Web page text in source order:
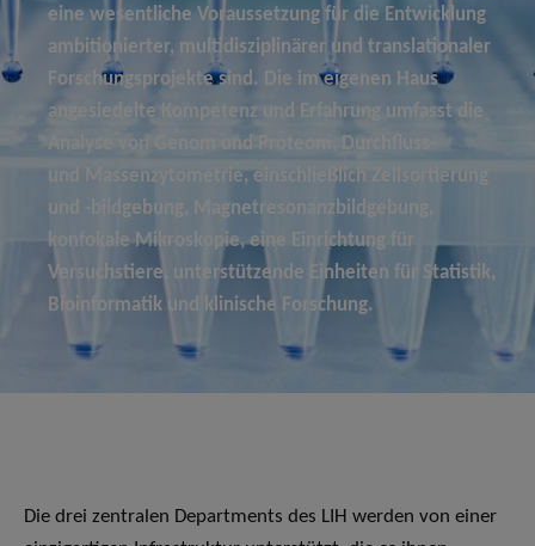
eine wesentliche Voraussetzung für die Entwicklung
ambitionierter, multidisziplinärer und translationaler
Forschungsprojekte sind. Die im eigenen Haus
angesiedelte Kompetenz und Erfahrung umfasst die
Analyse von Genom und Proteom, Durchfluss-
und Massenzytometrie, einschließlich Zellsortierung
und -bildgebung, Magnetresonanzbildgebung,
konfokale Mikroskopie, eine Einrichtung für
Versuchstiere, unterstützende Einheiten für Statistik,
Bioinformatik und klinische Forschung.
Die drei zentralen Departments des LIH werden von einer